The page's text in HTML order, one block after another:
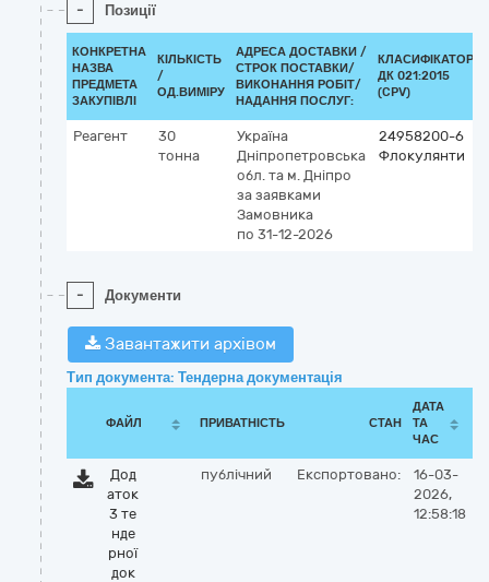
- Позиції
КОНКРЕТНА
НАЗВА
ПРЕДМЕТА
ЗАКУПІВЛІ
КІЛЬКІСТЬ
/
ОД.ВИМІРУ
АДРЕСА ДОСТАВКИ /
СТРОК ПОСТАВКИ/
ВИКОНАННЯ РОБІТ/
НАДАННЯ ПОСЛУГ:
КЛАСИФІКАТОР
ДК 021:2015
(CPV)
Реагент
30
тонна
Україна
Дніпропетровська
обл. та м. Дніпро
за заявками
Замовника
по 31-12-2026
24958200-6
Флокулянти
- Документи
Завантажити архівом
Тип документа: Тендерна документація
ФАЙЛ ПРИВАТНІСТЬ СТАН
ДАТА
ТА
ЧАС
Дод
аток
3 те
нде
рної
док
публічний Експортовано:
16-03-
2026,
12:58:18